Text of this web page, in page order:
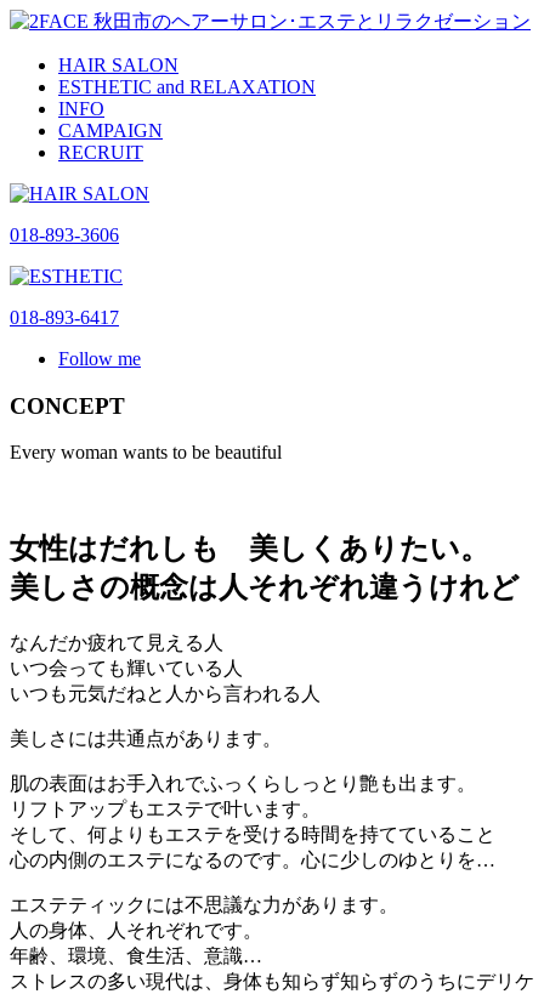
HAIR SALON
ESTHETIC and RELAXATION
INFO
CAMPAIGN
RECRUIT
018-893-3606
018-893-6417
Follow me
CONCEPT
Every woman wants to be beautiful
女性はだれしも 美しくありたい。
美しさの概念は人それぞれ違うけれど
なんだか疲れて見える人
いつ会っても輝いている人
いつも元気だねと人から言われる人
美しさには共通点があります。
肌の表面はお手入れでふっくらしっとり艶も出ます。
リフトアップもエステで叶います。
そして、何よりもエステを受ける時間を持てていること
心の内側のエステになるのです。心に少しのゆとりを…
エステティックには不思議な力があります。
人の身体、人それぞれです。
年齢、環境、食生活、意識…
ストレスの多い現代は、身体も知らず知らずのうちにデリケ